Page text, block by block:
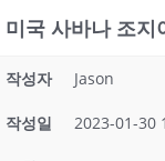
미국 사바나 조지
작성자 Jason
작성일 2023-01-30